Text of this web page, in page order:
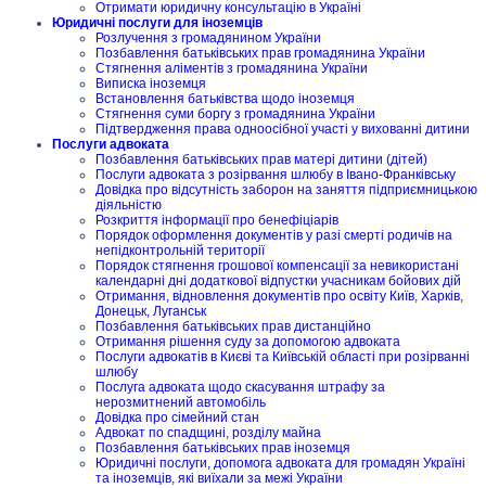
Отримати юридичну консультацію в Україні
Юридичні послуги для іноземців
Розлучення з громадянином України
Позбавлення батьківських прав громадянина України
Стягнення аліментів з громадянина України
Виписка іноземця
Встановлення батьківства щодо іноземця
Стягнення суми боргу з громадянина України
Підтвердження права одноосібної участі у вихованні дитини
Послуги адвоката
Позбавлення батьківських прав матері дитини (дітей)
Послуги адвоката з розірвання шлюбу в Івано-Франківську
Довідка про відсутність заборон на заняття підприємницькою
діяльністю
Розкриття інформації про бенефіціарів
Порядок оформлення документів у разі смерті родичів на
непідконтрольній території
Порядок стягнення грошової компенсації за невикористані
календарні дні додаткової відпустки учасникам бойових дій
Отримання, відновлення документів про освіту Київ, Харків,
Донецьк, Луганськ
Позбавлення батьківських прав дистанційно
Отримання рішення суду за допомогою адвоката
Послуги адвокатів в Києві та Київській області при розірванні
шлюбу
Послуга адвоката щодо скасування штрафу за
нерозмитнений автомобіль
Довідка про сімейний стан
Адвокат по спадщині, розділу майна
Позбавлення батьківських прав іноземця
Юридичні послуги, допомога адвоката для громадян Україні
та іноземців, які виїхали за межі України